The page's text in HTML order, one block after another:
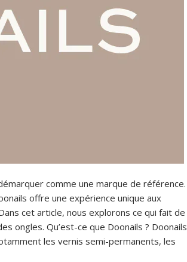
comme une marque de référence.
offre une expérience unique aux
cet article, nous explorons ce qui fait de
ongles. Qu’est-ce que Doonails ? Doonails
les vernis semi-permanents, les